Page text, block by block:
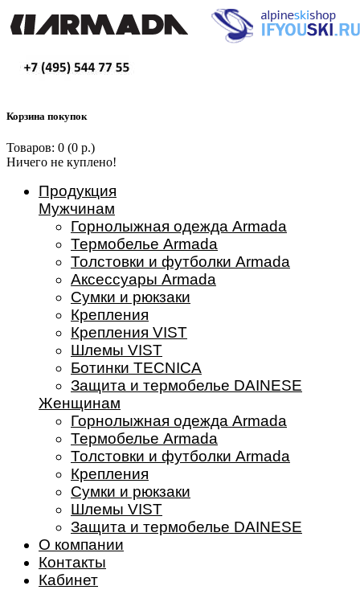
Корзина покупок
Товаров: 0 (0 р.)
Ничего не куплено!
Продукция
Мужчинам
Горнолыжная одежда Armada
Термобелье Armada
Толстовки и футболки Armada
Аксессуары Armada
Сумки и рюкзаки
Крепления
Крепления VIST
Шлемы VIST
Ботинки TECNICA
Защита и термобелье DAINESE
Женщинам
Горнолыжная одежда Armada
Термобелье Armada
Толстовки и футболки Armada
Крепления
Сумки и рюкзаки
Шлемы VIST
Защита и термобелье DAINESE
О компании
Контакты
Кабинет